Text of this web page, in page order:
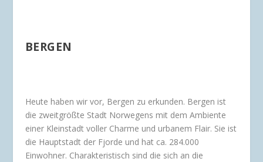
BERGEN
Heute haben wir vor, Bergen zu erkunden. Bergen ist
die zweitgrößte Stadt Norwegens mit dem Ambiente
einer Kleinstadt voller Charme und urbanem Flair. Sie ist
die Hauptstadt der Fjorde und hat ca. 284.000
Einwohner. Charakteristisch sind die sich an die